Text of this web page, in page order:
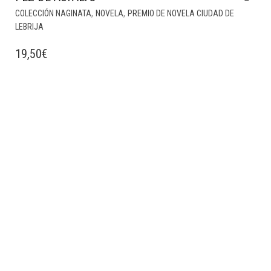
COLECCIÓN NAGINATA, NOVELA, PREMIO DE NOVELA CIUDAD DE
LEBRIJA
19,50€